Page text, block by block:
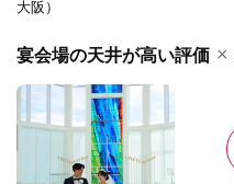
大阪）
宴会場の天井が高い評価 ×